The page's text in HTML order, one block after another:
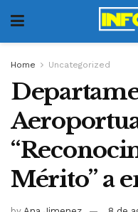
Home Uncategorized
Mérito” a